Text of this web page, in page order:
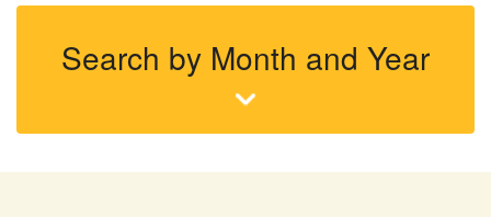
Search by Month and Year